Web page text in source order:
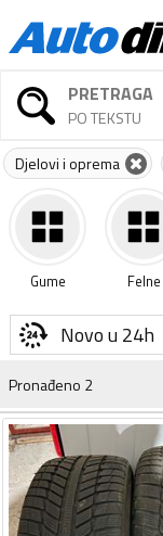
PRETRAGA
PO TEKSTU
Djelovi i oprema
Gume Felne
Novo u 24h
Pronađeno 2